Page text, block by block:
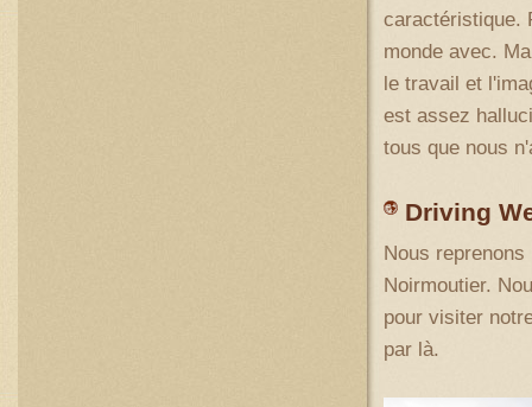
caractéristique.
monde avec.
le travail et
est assez
tous que nous
Driving
Nous
Noirmoutier.
pour visiter
par là.